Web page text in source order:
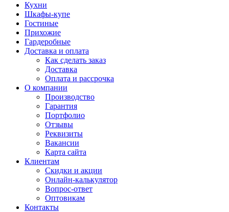
Кухни
Шкафы-купе
Гостиные
Прихожие
Гардеробные
Доставка и оплата
Как сделать заказ
Доставка
Оплата и рассрочка
О компании
Производство
Гарантия
Портфолио
Отзывы
Реквизиты
Вакансии
Карта сайта
Клиентам
Скидки и акции
Онлайн-калькулятор
Вопрос-ответ
Оптовикам
Контакты